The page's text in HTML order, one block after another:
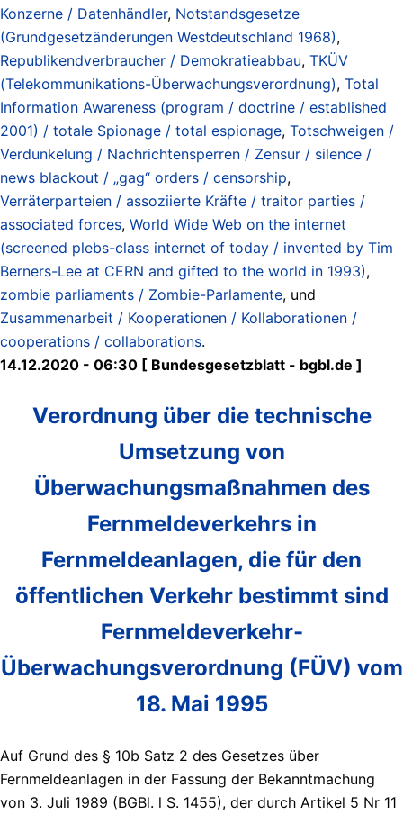
Konzerne / Datenhändler, Notstandsgesetze
(Grundgesetzänderungen Westdeutschland 1968),
Republikendverbraucher / Demokratieabbau, TKÜV
(Telekommunikations-Überwachungsverordnung), Total
Information Awareness (program / doctrine / established
2001) / totale Spionage / total espionage, Totschweigen /
Verdunkelung / Nachrichtensperren / Zensur / silence /
news blackout / „gag“ orders / censorship,
Verräterparteien / assoziierte Kräfte / traitor parties /
associated forces, World Wide Web on the internet
(screened plebs-class internet of today / invented by Tim
Berners-Lee at CERN and gifted to the world in 1993),
zombie parliaments / Zombie-Parlamente, und
Zusammenarbeit / Kooperationen / Kollaborationen /
cooperations / collaborations.
14.12.2020 - 06:30 [ Bundesgesetzblatt - bgbl.de ]
Verordnung über die technische
Umsetzung von
Überwachungsmaßnahmen des
Fernmeldeverkehrs in
Fernmeldeanlagen, die für den
öffentlichen Verkehr bestimmt sind
Fernmeldeverkehr-
Überwachungsverordnung (FÜV) vom
18. Mai 1995
Auf Grund des § 10b Satz 2 des Gesetzes über
Fernmeldeanlagen in der Fassung der Bekanntmachung
von 3. Juli 1989 (BGBl. l S. 1455), der durch Artikel 5 Nr 11